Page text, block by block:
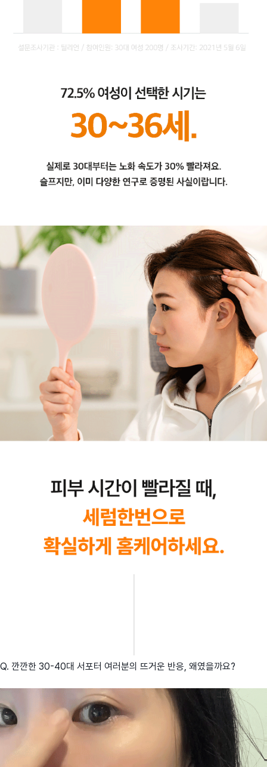
Q. 깐깐한 30-40대 서포터 여러분의 뜨거운 반응, 왜였을까요?